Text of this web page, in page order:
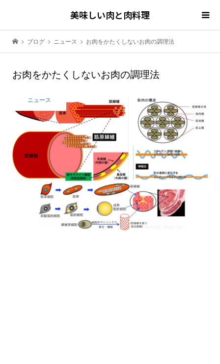
美味しい肉と肉料理
ブログ ニュース お肉をかたくしないお肉の調理法
お肉をかたくしないお肉の調理法
ニュース